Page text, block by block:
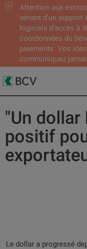
Attention aux
venant d'un support
logiciels d’accès à
coordonnées du
paiements. Vos
communiquez
"Un
positif
Le dollar a progressé